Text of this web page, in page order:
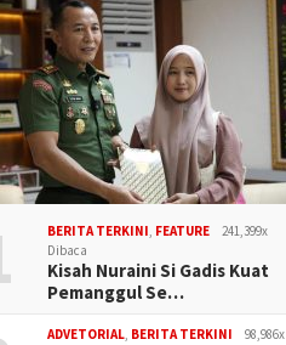
BERITA TERKINI FEATURE
241,399x
Dibaca
Kisah Nuraini Si Gadis Kuat
Pemanggul Se…
ADVETORIAL BERITA TERKINI
98,986x